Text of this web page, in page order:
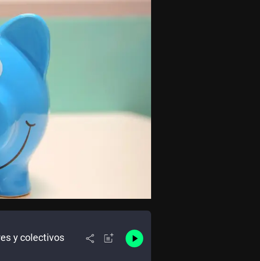
y colectivos